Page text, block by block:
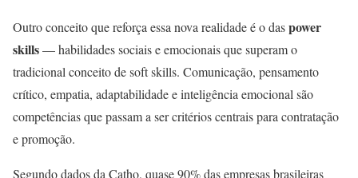
Outro conceito que reforça essa nova realidade é o daspower
skills— habilidades sociais e emocionais que superam o
tradicional conceito de soft skills. Comunicação, pensamento
crítico, empatia, adaptabilidade e inteligência emocional são
competências que passam a ser critérios centrais para contratação
e promoção.
Segundo dados da Catho, quase 90% das empresas brasileiras